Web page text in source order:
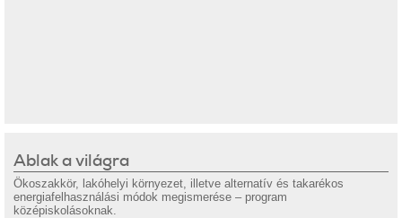
Ablak a világra
Ökoszakkör, lakóhelyi környezet, illetve alternatív és takarékos
energiafelhasználási módok megismerése – program
középiskolásoknak.